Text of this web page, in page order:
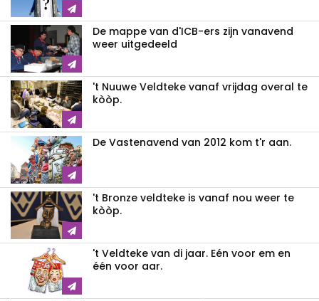
De mappe van d'ICB-ers zijn vanavend
weer uitgedeeld
't Nuuwe Veldteke vanaf vrijdag overal te
kòòp.
De Vastenavend van 2012 kom t'r aan.
't Bronze veldteke is vanaf nou weer te
kòòp.
't Veldteke van di jaar. Eén voor em en
één voor aar.